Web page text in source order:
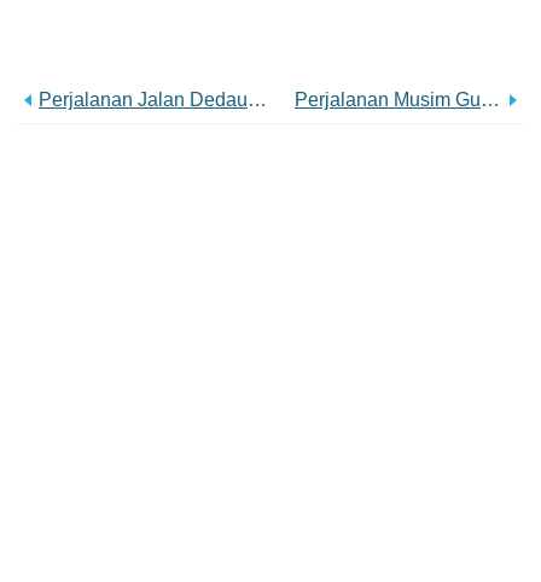
Perjalanan Jalan Dedaunan Musim Gugur:Rute W.Va. 310 Perjalanan Musim Gugur Dedaunan:Rute W.Va. 15 Timur Dan 20 Utara